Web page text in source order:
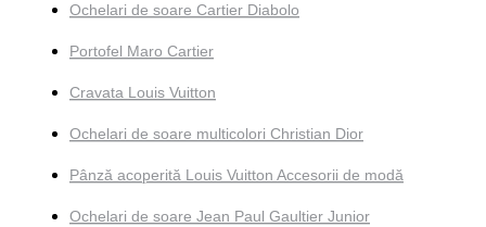
Ochelari de soare Cartier Diabolo
Portofel Maro Cartier
Cravata Louis Vuitton
Ochelari de soare multicolori Christian Dior
Pânză acoperită Louis Vuitton Accesorii de modă
Ochelari de soare Jean Paul Gaultier Junior